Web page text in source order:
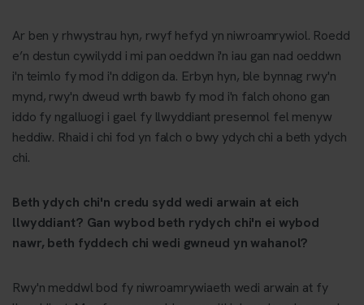
Ar ben y rhwystrau hyn, rwyf hefyd yn niwroamrywiol. Roedd
e’n destun cywilydd i mi pan oeddwn i'n iau gan nad oeddwn
i'n teimlo fy mod i'n ddigon da. Erbyn hyn, ble bynnag rwy'n
mynd, rwy'n dweud wrth bawb fy mod i'n falch ohono gan
iddo fy ngalluogi i gael fy llwyddiant presennol fel menyw
heddiw. Rhaid i chi fod yn falch o bwy ydych chi a beth ydych
chi.
Beth ydych chi'n credu sydd wedi arwain at eich
llwyddiant? Gan wybod beth rydych chi'n ei wybod
nawr, beth fyddech chi wedi gwneud yn wahanol?
Rwy'n meddwl bod fy niwroamrywiaeth wedi arwain at fy